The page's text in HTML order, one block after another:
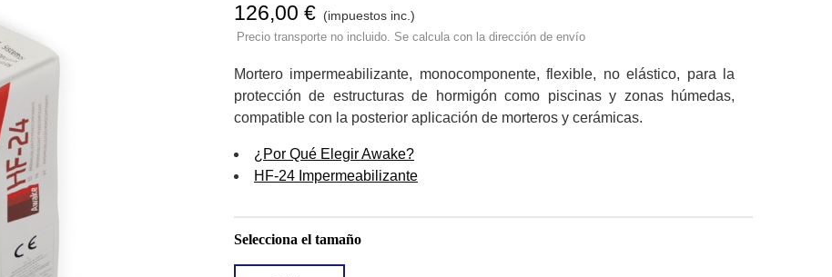
126,00 € (impuestos inc.)
Precio transporte no incluido. Se calcula con la dirección de envío
Mortero impermeabilizante, monocomponente, flexible, no elástico, para la
protección de estructuras de hormigón como piscinas y zonas húmedas,
compatible con la posterior aplicación de morteros y cerámicas.
¿Por Qué Elegir Awake?
HF-24 Impermeabilizante
Selecciona el tamaño